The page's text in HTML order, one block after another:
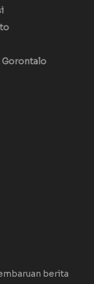
Gorontalo
berita